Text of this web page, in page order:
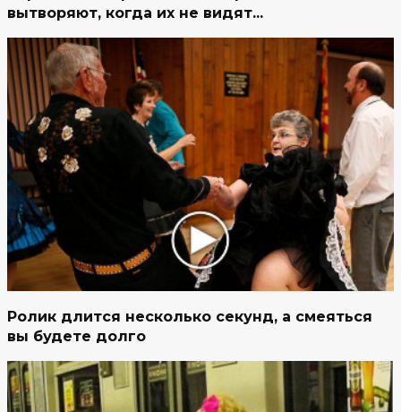
вытворяют, когда их не видят...
Ролик длится несколько секунд, а смеяться
вы будете долго